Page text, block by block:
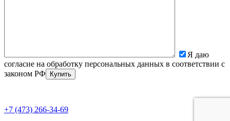
Я даю
согласие на обработку персональных данных в соответствии с
законом РФ
+7 (473) 266-34-69